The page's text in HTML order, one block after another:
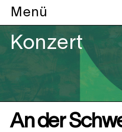
Menü
Konzert
An der